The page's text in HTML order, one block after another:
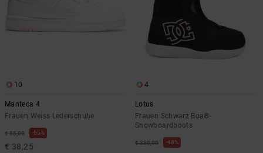
10
Manteca 4
Frauen Weiss Lederschuhe
€ 85,00 55%
€ 38,25
4
Lotus
Frauen Schwarz Boa®-
Snowboardboots
€ 330,00 48%